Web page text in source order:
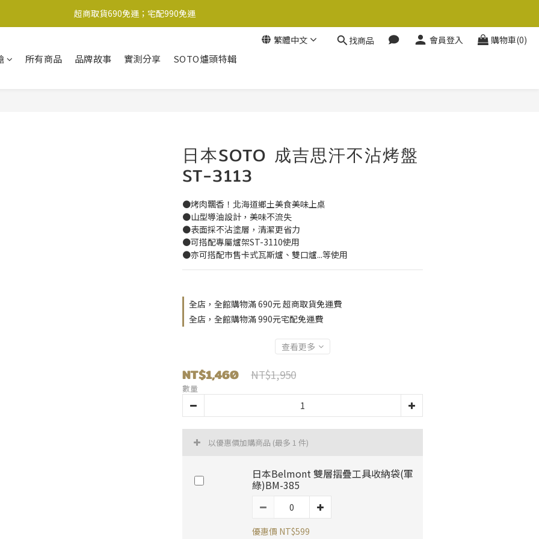
超商取貨690免運；宅配990免運
超商取貨690免運；宅配990免運
超商取貨690免運；宅配990免運
繁體中文 找商品 會員登入 購物車(0)
所有商品 品牌故事 實測分享 SOTO爐頭特輯
日本SOTO 成吉思汗不沾烤盤
ST-3113
●烤肉飄香！北海道鄉土美食美味上桌
●山型導油設計，美味不流失
●表面採不沾塗層，清潔更省力
●可搭配專屬爐架ST-3110使用
●亦可搭配市售卡式瓦斯爐、雙口爐...等使用
全店，全館購物滿 690元 超商取貨免運費
全店，全館購物滿 990元宅配免運費
查看更多
NT$1,460 NT$1,950
數量
以優惠價加購商品 (最多 1 件)
日本Belmont 雙層摺疊工具收納袋(軍
綠)BM-385
優惠價 NT$599